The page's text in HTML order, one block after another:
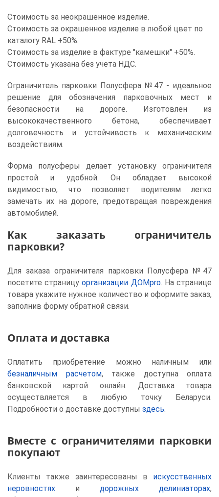
Стоимость за неокрашенное изделие.
Стоимость за окрашенное изделие в любой цвет по
каталогу RAL +50%.
Стоимость за изделие в фактуре "камешки" +50%.
Стоимость указана без учета НДС.
Ограничитель парковки Полусфера №47 - идеальное
решение для обозначения парковочных мест и
безопасности на дороге. Изготовлен из
высококачественного бетона, обеспечивает
долговечность и устойчивость к механическим
воздействиям.
Форма полусферы делает установку ограничителя
простой и удобной. Он обладает высокой
видимостью, что позволяет водителям легко
замечать их на дороге, предотвращая повреждения
автомобилей.
Как заказать ограничитель
парковки?
Для заказа ограничителя парковки Полусфера №47
посетите страницуорганизации ДОМpro. На странице
товара укажите нужное количество и оформите заказ,
заполнив форму обратной связи.
Оплата и доставка
Оплатить приобретение можно наличным или
безналичным расчетом, также доступна оплата
банковской картой онлайн. Доставка товара
осуществляется в любую точку Беларуси.
Подробности о доставке доступны здесь.
Вместе с ограничителями парковки
покупают
Клиенты также заинтересованы в искусственных
неровностях и дорожных делиниаторах,